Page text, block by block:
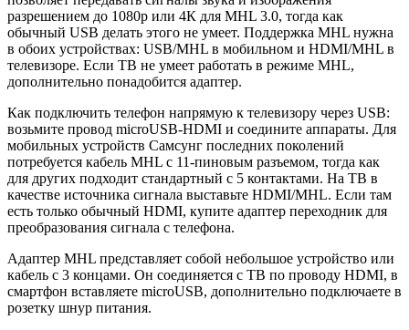
разрешением до 1080р или 4К для MHL 3.0, тогда как
обычный USB делать этого не умеет. Поддержка MHL нужна
в обоих устройствах: USB/MHL в мобильном и HDMI/MHL в
телевизоре. Если ТВ не умеет работать в режиме MHL,
дополнительно понадобится адаптер.
Как подключить телефон напрямую к телевизору через USB:
возьмите провод microUSB-HDMI и соедините аппараты. Для
мобильных устройств Самсунг последних поколений
потребуется кабель MHL с 11-пиновым разъемом, тогда как
для других подходит стандартный с 5 контактами. На ТВ в
качестве источника сигнала выставьте HDMI/MHL. Если там
есть только обычный HDMI, купите адаптер переходник для
преобразования сигнала с телефона.
Адаптер MHL представляет собой небольшое устройство или
кабель с 3 концами. Он соединяется с ТВ по проводу HDMI, в
смартфон вставляете microUSB, дополнительно подключаете в
розетку шнур питания.